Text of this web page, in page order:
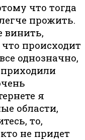
что тогда
прожить.
винить,
происходит
однозначно,
я
области,
то,
не придет